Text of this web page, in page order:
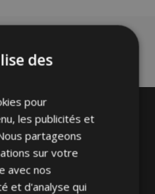
des
pour
les publicités et
partageons
sur votre
avec nos
et d'analyse qui